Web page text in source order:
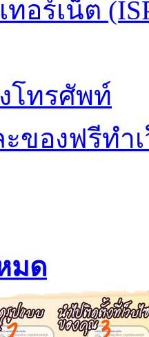
อร์เน็ต
โทรศัพท์
ของฟรีทำ
มด